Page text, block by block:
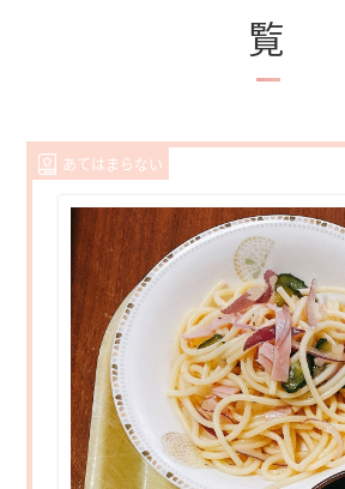
覧
あてはまらない